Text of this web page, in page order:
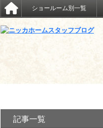
ショールーム別一覧
記事一覧